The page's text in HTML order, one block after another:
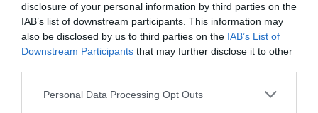
disclosure of your personal information by third parties on the
IAB’s list of downstream participants. This information may
also be disclosed by us to third parties on the IAB’s List of
Downstream Participants that may further disclose it to other
Please note that this website/app uses one or more Google
Personal Data Processing Opt Outs
amelyeken keresztül könnyedén távozhat a magma.
Ráadásul egy bizonyos erősségű lefelé irányuló
a magmában oldott víz és szén-dioxid buborékokat
képez, amelyek tovább emelik a kitörések esélyét. A
legtöbb vulkanológus azonban egyelőre óvatos
azzal kapcsolatban, hogy mennyi jégnek kellene